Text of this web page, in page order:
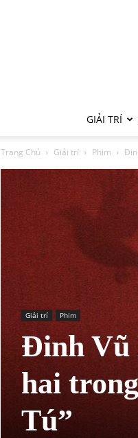
GIẢI TRÍ
Trang Chủ Giải trí Phim
Giải trí Phim
Đinh Vũ
hai
Tú”